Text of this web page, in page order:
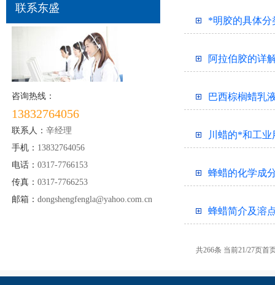
联系东盛
咨询热线：
13832764056
联系人： 辛经理
手机： 13832764056
电话： 0317-7766153
传真： 0317-7766253
邮箱： dongshengfengla@yahoo.com.cn
*明胶的具体分
阿拉伯胶的详
巴西棕榈蜡乳
川蜡的*和工业
蜂蜡的化学成
蜂蜡简介及溶
共266条 当前21/27页首